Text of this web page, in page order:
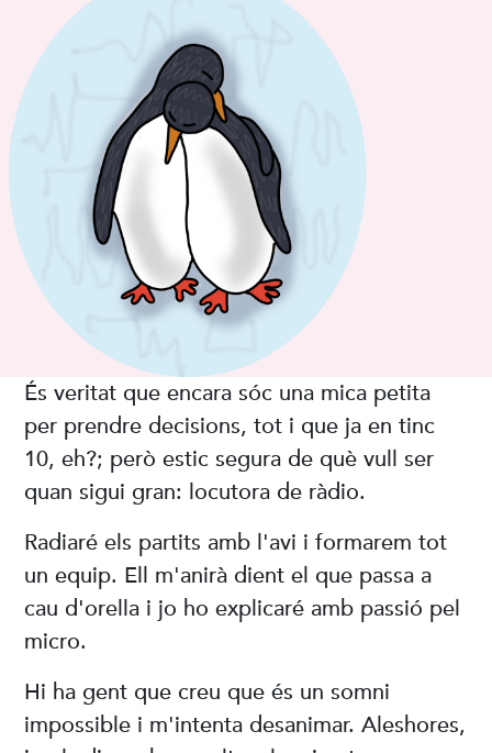
És veritat que encara sóc una mica petita
per prendre decisions, tot i que ja en tinc
10, eh?; però estic segura de què vull ser
quan sigui gran: locutora de ràdio.
Radiaré els partits amb l'avi i formarem tot
un equip. Ell m'anirà dient el que passa a
cau d'orella i jo ho explicaré amb passió pel
micro.
Hi ha gent que creu que és un somni
impossible i m'intenta desanimar. Aleshores,